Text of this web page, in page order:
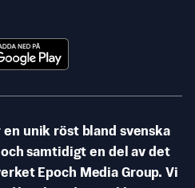
en unik röst bland svenska
samtidigt en del av det
Epoch Media Group. Vi